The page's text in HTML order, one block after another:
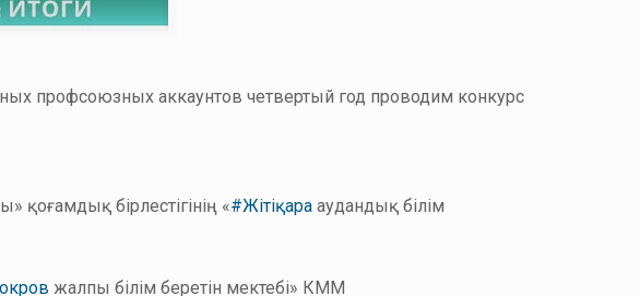
профсоюзных аккаунтов четвертый год проводим конкурс
қоғамдық бірлестігінің «#Жітіқара аудандық білім
жалпы білім беретін мектебі» КММ